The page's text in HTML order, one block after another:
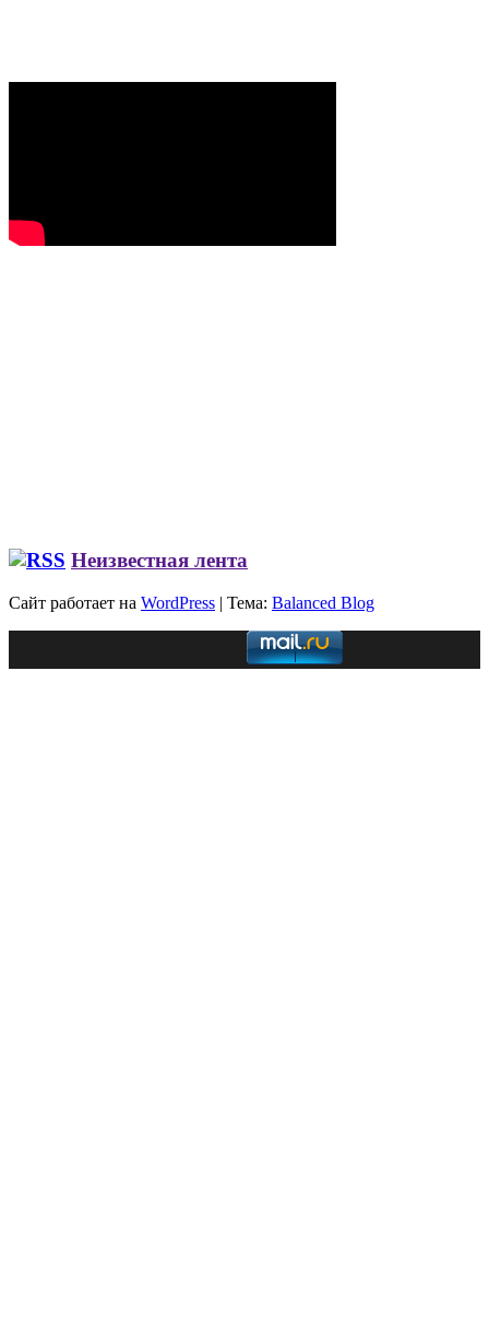
Неизвестная лента
Сайт работает на WordPress | Тема: Balanced Blog